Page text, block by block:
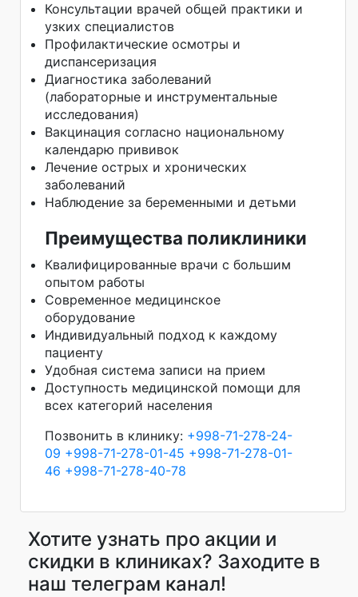
Консультации врачей общей практики и
узких специалистов
Профилактические осмотры и
диспансеризация
Диагностика заболеваний
(лабораторные и инструментальные
исследования)
Вакцинация согласно национальному
календарю прививок
Лечение острых и хронических
заболеваний
Наблюдение за беременными и детьми
Преимущества поликлиники
Квалифицированные врачи с большим
опытом работы
Современное медицинское
оборудование
Индивидуальный подход к каждому
пациенту
Удобная система записи на прием
Доступность медицинской помощи для
всех категорий населения
Позвонить в клинику: +998-71-278-24-
09 +998-71-278-01-45 +998-71-278-01-
46 +998-71-278-40-78
Хотите узнать про акции и
скидки в клиниках? Заходите в
наш телеграм канал!